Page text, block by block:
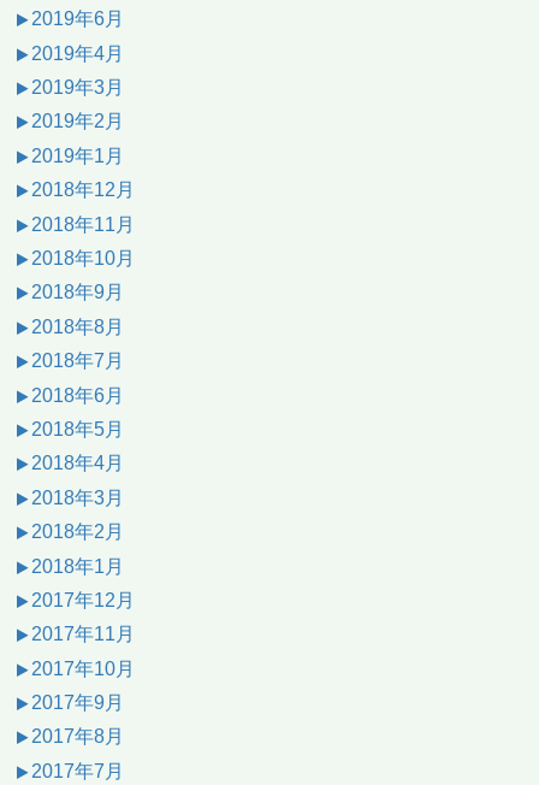
2019年6月
2019年4月
2019年3月
2019年2月
2019年1月
2018年12月
2018年11月
2018年10月
2018年9月
2018年8月
2018年7月
2018年6月
2018年5月
2018年4月
2018年3月
2018年2月
2018年1月
2017年12月
2017年11月
2017年10月
2017年9月
2017年8月
2017年7月